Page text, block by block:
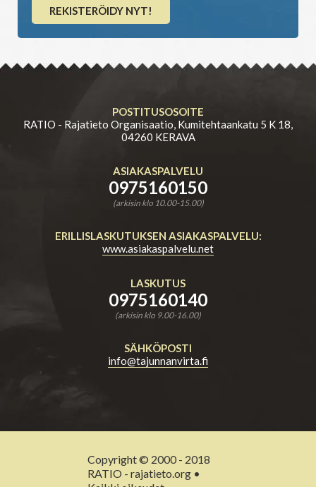
REKISTERÖIDY NYT!
POSTITUSOSOITE
RATIO - Rajatieto Organisaatio, Kumitehtaankatu 5 K 18,
04260 KERAVA
ASIAKASPALVELU
0975160150
(arkisin klo 10.00-15.00)
ERILLISLASKUTUKSEN ASIAKASPALVELU:
www.asiakaspalvelu.net
LASKUTUS
0975160140
(arkisin klo 9.00-16.00)
SÄHKÖPOSTI
info@tajunnanvirta.fi
Copyright © 2000 - 2018
RATIO - rajatieto.org •